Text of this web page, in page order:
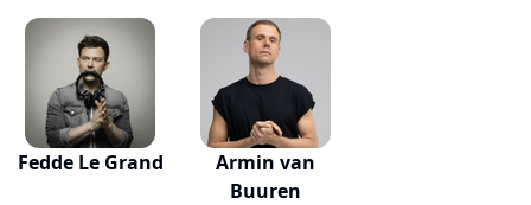
Fedde Le Grand
Armin van
Buuren